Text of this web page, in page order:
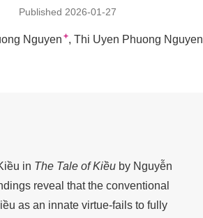
Published 2026-01-27
Nguyen + Thi Uyen Phuong Nguyen
in The Tale of Kiều by Nguyễn
reveal that the conventional
as an innate virtue-fails to fully